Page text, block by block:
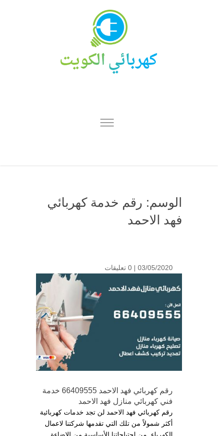
الوسم: رقم خدمة كهربائي
فهد الاحمد
03/05/2020 | 0 تعليقات
رقم كهربائي فهد الاحمد 66409555 خدمة
فني كهربائي منازل فهد الاحمد
رقم كهربائي فهد الاحمد لن تجد خدمات كهربائية
أكثر شمولاً من تلك التي تقدمها شركتنا لاعمال